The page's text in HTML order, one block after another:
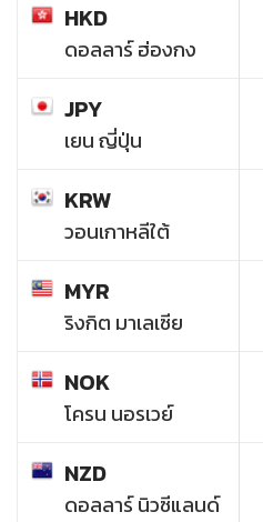
HKD
ดอลลาร์ ฮ่องกง
JPY
เยน ญี่ปุ่น
KRW
วอนเกาหลีใต้
MYR
ริงกิต มาเลเซีย
NOK
โครน นอรเวย์
NZD
ดอลลาร์ นิวซีแลนด์